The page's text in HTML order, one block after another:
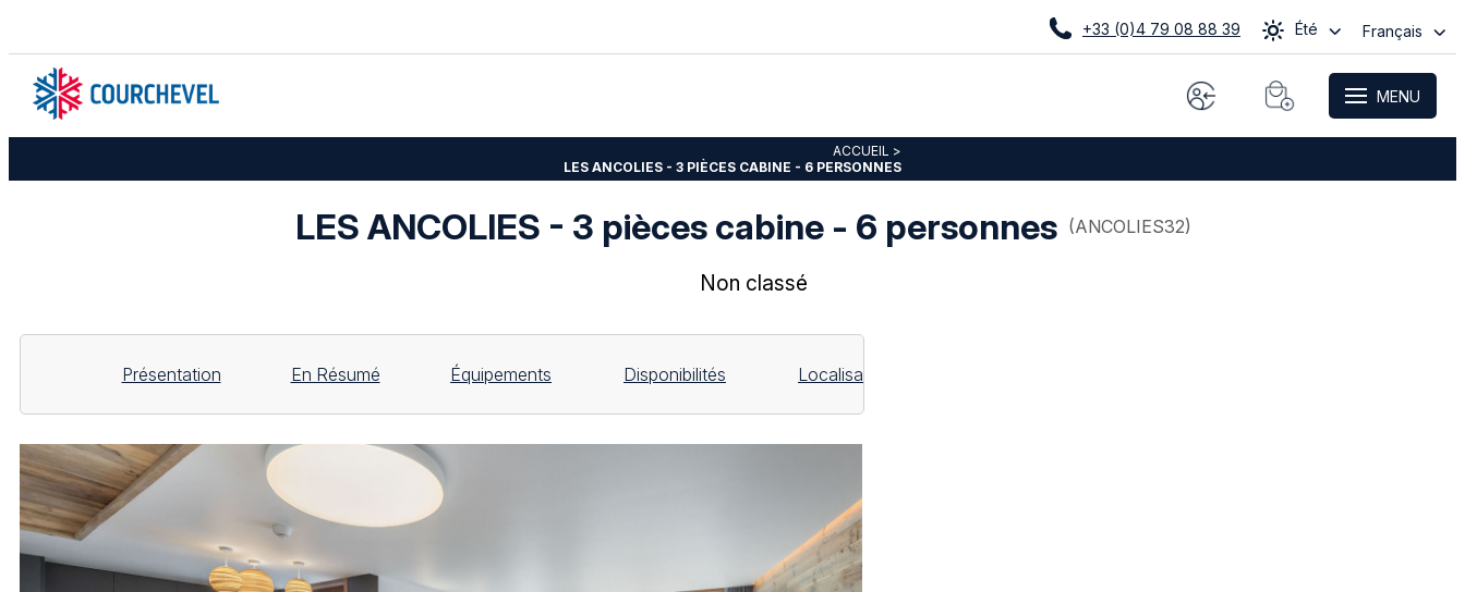
+33 (0)4 79 08 88 39 Été Français
MENU
ACCUEIL >
LES ANCOLIES - 3 PIÈCES CABINE - 6 PERSONNES
LES ANCOLIES - 3 pièces cabine - 6 personnes (ANCOLIES32)
Non classé
Présentation En Résumé Équipements Disponibilités Localisation